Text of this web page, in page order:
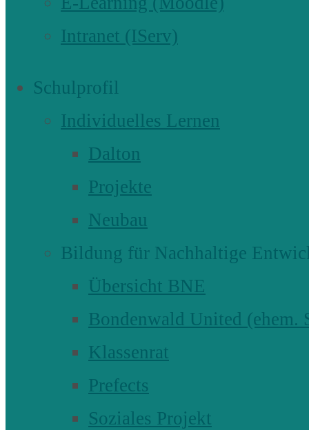
Intranet (IServ)
Schulprofil
Individuelles Lernen
Dalton
Projekte
Neubau
Bildung für Nachhaltige
Übersicht BNE
Bondenwald United (ehem.
Klassenrat
Prefects
Soziales Projekt